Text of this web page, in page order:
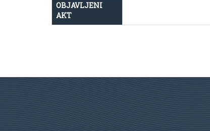
OBJAVLJENI
AKT